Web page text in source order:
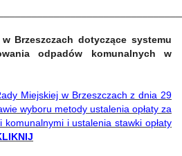
Brzeszczach dotyczące systemu
odpadów komunalnych w
Miejskiej w Brzeszczach z dnia 29
wyboru metody ustalenia opłaty za
i ustalenia stawki opłaty